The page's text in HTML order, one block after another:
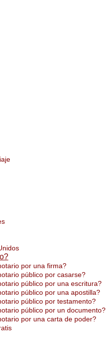
por una firma?
público por casarse?
público por una escritura?
público por una apostilla?
público por testamento?
público por un documento?
por una carta de poder?